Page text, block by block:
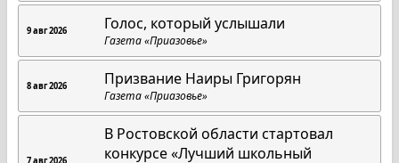
9 авг 2026 Голос, который услышали
Газета «Приазовье»
8 авг 2026 Призвание Наиры Григорян
Газета «Приазовье»
В Ростовской области стартовал
конкурсе «Лучший школьный